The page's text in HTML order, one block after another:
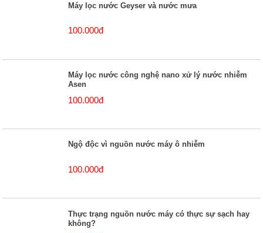
Máy lọc nước Geyser và nước mưa
100.000đ
Máy lọc nước công nghệ nano xử lý nước nhiễm
Asen
100.000đ
Ngộ độc vì nguồn nước máy ô nhiễm
100.000đ
Thực trạng nguồn nước máy có thực sự sạch hay
không?